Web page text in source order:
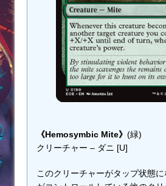
《Hemosymbic Mite》 (緑)
クリーチャー – ダニ [U]
このクリーチャーがタップ状態